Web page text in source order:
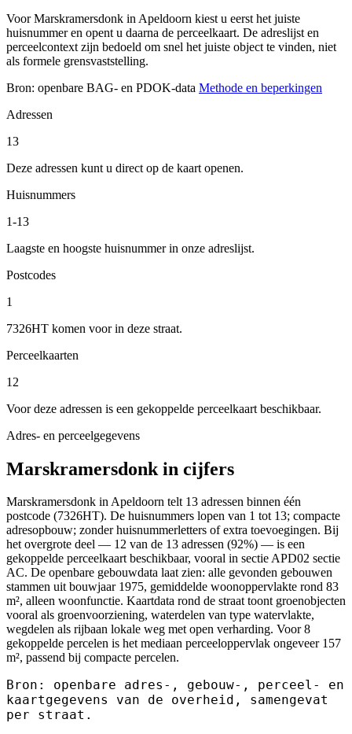
Voor Marskramersdonk in Apeldoorn kiest u eerst het juiste
huisnummer en opent u daarna de perceelkaart. De adreslijst en
perceelcontext zijn bedoeld om snel het juiste object te vinden, niet
als formele grensvaststelling.
Bron: openbare BAG- en PDOK-data Methode en beperkingen
Adressen
13
Deze adressen kunt u direct op de kaart openen.
Huisnummers
1-13
Laagste en hoogste huisnummer in onze adreslijst.
Postcodes
1
7326HT komen voor in deze straat.
Perceelkaarten
12
Voor deze adressen is een gekoppelde perceelkaart beschikbaar.
Adres- en perceelgegevens
Marskramersdonk in cijfers
Marskramersdonk in Apeldoorn telt 13 adressen binnen één
postcode (7326HT). De huisnummers lopen van 1 tot 13; compacte
adresopbouw; zonder huisnummerletters of extra toevoegingen. Bij
het overgrote deel — 12 van de 13 adressen (92%) — is een
gekoppelde perceelkaart beschikbaar, vooral in sectie APD02 sectie
AC. De openbare gebouwdata laat zien: alle gevonden gebouwen
stammen uit bouwjaar 1975, gemiddelde woonoppervlakte rond 83
m², alleen woonfunctie. Kaartdata rond de straat toont groenobjecten
vooral als groenvoorziening, waterdelen van type watervlakte,
wegdelen als rijbaan lokale weg met open verharding. Voor 8
gekoppelde percelen is het mediaan perceeloppervlak ongeveer 157
m², passend bij compacte percelen.
Bron: openbare adres-, gebouw-, perceel- en
kaartgegevens van de overheid, samengevat
per straat.